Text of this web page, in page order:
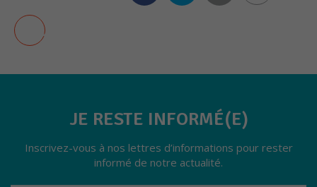
AJOUTER AUX FAVORIS
JE RESTE INFORMÉ(E)
Inscrivez-vous à nos lettres d’informations pour rester
informé de notre actualité.